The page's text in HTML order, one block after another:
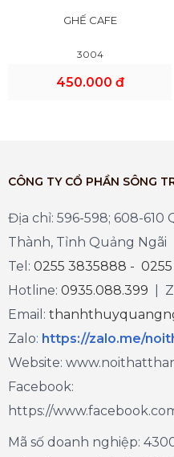
GHẾ CAFE
3004
450.000 đ
CÔNG TY CỔ PHẦN SÔNG
Địa chỉ: 596-598; 608-
Thành, Tỉnh Quảng Ngãi
Tel: 0255 3835888 -
Hotline: 0935.088.399 |
Email:
Zalo: https://zalo.me/
Website:
Facebook:
https://
Mã số doanh nghiệp: